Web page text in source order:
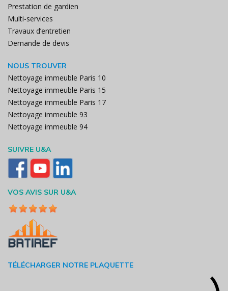
Prestation de gardien
Multi-services
Travaux d’entretien
Demande de devis
NOUS TROUVER
Nettoyage immeuble Paris 10
Nettoyage immeuble Paris 15
Nettoyage immeuble Paris 17
Nettoyage immeuble 93
Nettoyage immeuble 94
SUIVRE U&A
VOS AVIS SUR U&A
TÉLÉCHARGER NOTRE PLAQUETTE